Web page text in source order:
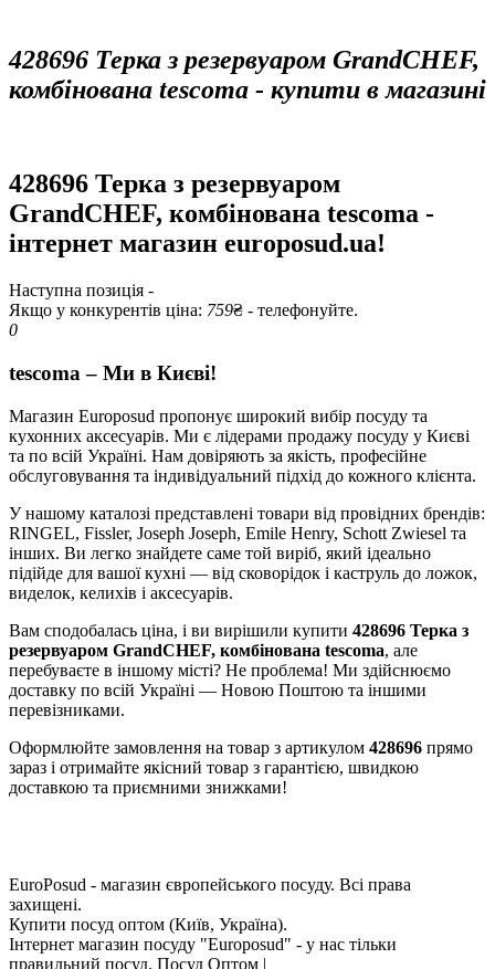
428696 Терка з резервуаром GrandCHEF,
комбінована tescoma - купити в магазині
428696 Терка з резервуаром
GrandCHEF, комбінована tescoma -
інтернет магазин europosud.ua!
Наступна позиція -
Якщо у конкурентів ціна: 759₴ - телефонуйте.
0
tescoma – Ми в Києві!
Магазин Europosud пропонує широкий вибір посуду та
кухонних аксесуарів. Ми є лідерами продажу посуду у Києві
та по всій Україні. Нам довіряють за якість, професійне
обслуговування та індивідуальний підхід до кожного клієнта.
У нашому каталозі представлені товари від провідних брендів:
RINGEL, Fissler, Joseph Joseph, Emile Henry, Schott Zwiesel та
інших. Ви легко знайдете саме той виріб, який ідеально
підійде для вашої кухні — від сковорідок і каструль до ложок,
виделок, келихів і аксесуарів.
Вам сподобалась ціна, і ви вирішили купити 428696 Терка з
резервуаром GrandCHEF, комбінована tescoma, але
перебуваєте в іншому місті? Не проблема! Ми здійснюємо
доставку по всій Україні — Новою Поштою та іншими
перевізниками.
Оформлюйте замовлення на товар з артикулом 428696 прямо
зараз і отримайте якісний товар з гарантією, швидкою
доставкою та приємними знижками!
EuroPosud - магазин європейського посуду. Всі права
захищені.
Купити посуд оптом (Київ, Україна).
Інтернет магазин посуду "Europosud" - у нас тільки
правильний посуд. Посуд Оптом |